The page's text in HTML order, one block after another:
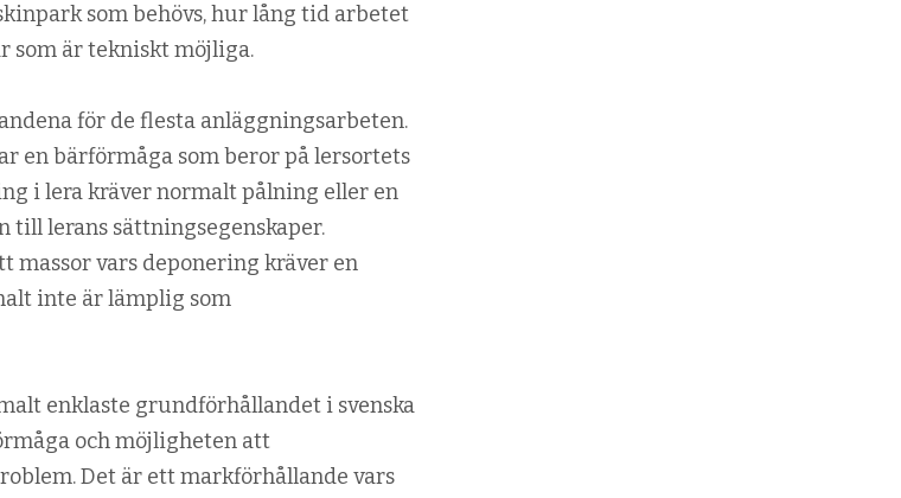
som behövs, hur lång tid arbetet
som är tekniskt möjliga.
för de flesta anläggningsarbeten.
en bärförmåga som beror på lersortets
i lera kräver normalt pålning eller en
till lerans sättningsegenskaper.
massor vars deponering kräver en
inte är lämplig som
enklaste grundförhållandet i svenska
och möjligheten att
Det är ett markförhållande vars